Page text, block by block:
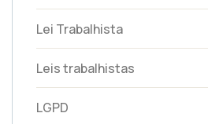
Lei Trabalhista
Leis trabalhistas
LGPD